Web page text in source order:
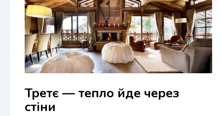
Третє — тепло йде через
стіни